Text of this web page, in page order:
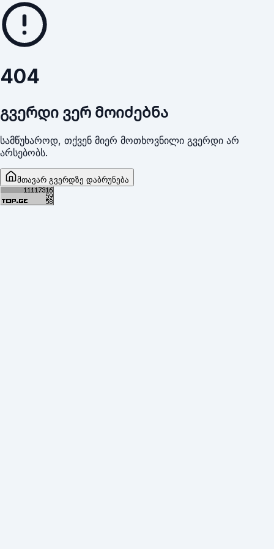
404
გვერდი ვერ მოიძებნა
სამწუხაროდ, თქვენ მიერ მოთხოვნილი გვერდი არ
არსებობს.
მთავარ გვერდზე დაბრუნება